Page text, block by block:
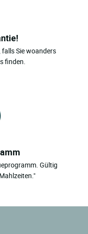
Sie woanders
finden.
Gültig